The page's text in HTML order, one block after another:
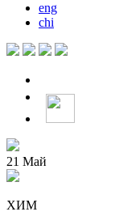
eng
chi
21 Май
ХИМ